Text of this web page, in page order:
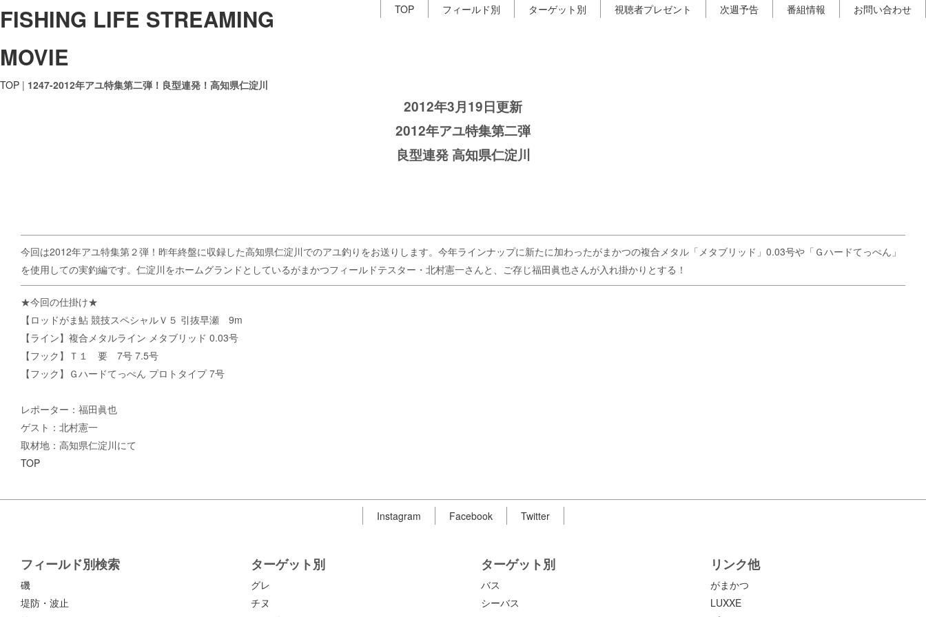
FISHING LIFE STREAMING
MOVIE
TOP フィールド別 ターゲット別 視聴者プレゼント 次週予告 番組情報 お問い合わせ
TOP | 1247-2012年アユ特集第二弾！良型連発！高知県仁淀川
2012年3月19日更新
2012年アユ特集第二弾
良型連発 高知県仁淀川
今回は2012年アユ特集第２弾！昨年終盤に収録した高知県仁淀川でのアユ釣りをお送りします。今年ラインナップに新たに加わったがまかつの複合メタル「メタブリッド」0.03号や「Ｇハードてっぺん」
を使用しての実釣編です。仁淀川をホームグランドとしているがまかつフィールドテスター・北村憲一さんと、ご存じ福田眞也さんが入れ掛かりとする！
★今回の仕掛け★
【ロッドがま鮎 競技スペシャルＶ５ 引抜早瀬 9m
【ライン】複合メタルライン メタブリッド 0.03号
【フック】Ｔ１ 要 7号 7.5号
【フック】Ｇハードてっぺん プロトタイプ 7号
レポーター：福田眞也
ゲスト：北村憲一
取材地：高知県仁淀川にて
TOP
Instagram Facebook Twitter
フィールド別検索
磯
堤防・波止
ターゲット別
グレ
チヌ
ターゲット別
バス
シーバス
リンク他
がまかつ
LUXXE